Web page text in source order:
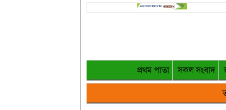
প্রথম পাতা সকল সংবাদ